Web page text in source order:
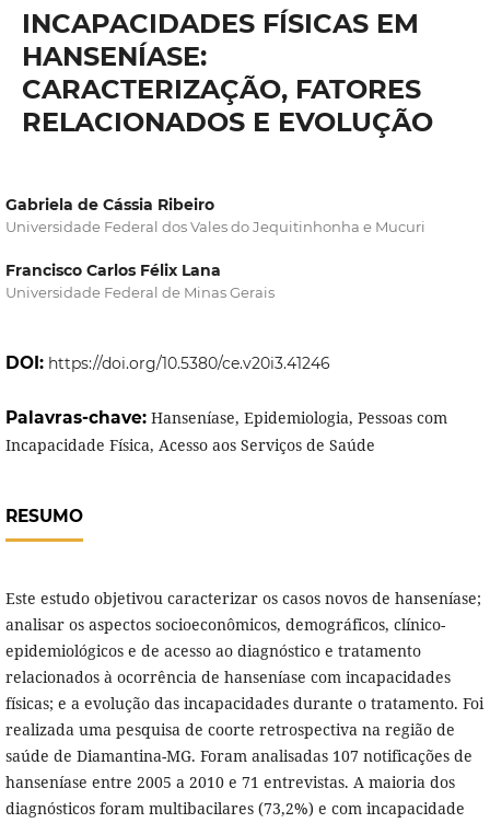
INCAPACIDADES FÍSICAS EM
HANSENÍASE:
CARACTERIZAÇÃO, FATORES
RELACIONADOS E EVOLUÇÃO
Gabriela de Cássia Ribeiro
Universidade Federal dos Vales do Jequitinhonha e Mucuri
Francisco Carlos Félix Lana
Universidade Federal de Minas Gerais
DOI: https://doi.org/10.5380/ce.v20i3.41246
Palavras-chave: Hanseníase, Epidemiologia, Pessoas com
Incapacidade Física, Acesso aos Serviços de Saúde
RESUMO
Este estudo objetivou caracterizar os casos novos de hanseníase;
analisar os aspectos socioeconômicos, demográficos, clínico-
epidemiológicos e de acesso ao diagnóstico e tratamento
relacionados à ocorrência de hanseníase com incapacidades
físicas; e a evolução das incapacidades durante o tratamento. Foi
realizada uma pesquisa de coorte retrospectiva na região de
saúde de Diamantina-MG. Foram analisadas 107 notificações de
hanseníase entre 2005 a 2010 e 71 entrevistas. A maioria dos
diagnósticos foram multibacilares (73,2%) e com incapacidade